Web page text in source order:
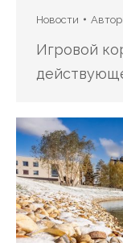
Новости Автор:
Игровой